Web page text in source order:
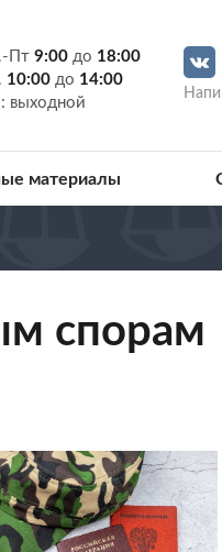
Пт 9:00 до 18:00
10:00 до 14:00
выходной
материалы
спорам